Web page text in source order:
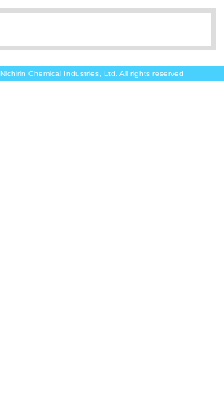
Nichirin Chemical Industries, Ltd. All rights reserved